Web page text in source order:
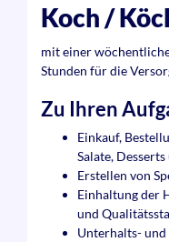
Koch /
mit einer
Stunden für die
Zu Ihren
Einkauf,
Salate,
Erstellen von
Einhaltung der
und
Unterhalts-